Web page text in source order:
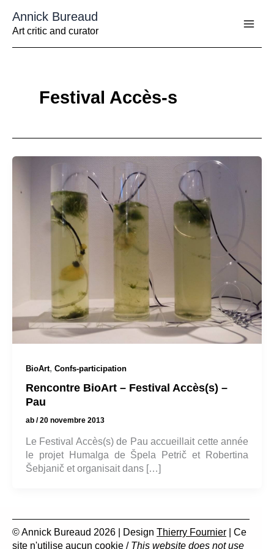
contenu
Annick Bureaud
Art critic and curator
Festival Accès-s
BioArt, Confs-participation
Rencontre BioArt – Festival Accès(s) –
Pau
ab /20 novembre 2013
Le Festival Accès(s) de Pau accueillait cette année
le projet Humalga de Špela Petrič et Robertina
Šebjanič et organisait dans […]
© Annick Bureaud 2026 | Design Thierry Fournier | Ce
site n'utilise aucun cookie / This website does not use